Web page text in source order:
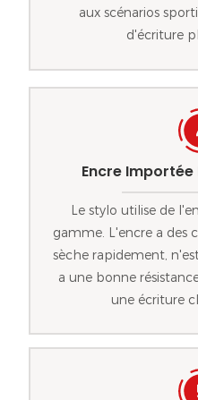
aux scénarios
d'écriture
Encre
Le stylo utilise de
gamme. L'encre a des
sèche rapidement,
a une bonne
une écriture